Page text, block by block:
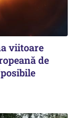
viitoare
de